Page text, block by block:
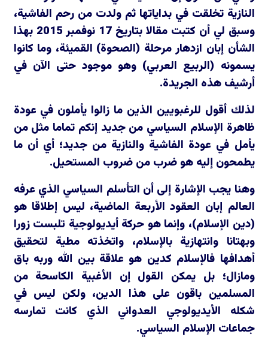
النازية تخلقت في بداياتها ثم ولدت من رحم الفاشية،
وسبق لي أن كتبت مقالا بتاريخ 17 نوفمبر 2015 بهذا
الشأن إبان ازدهار مرحلة (الصحوة) القميئة، وما كانوا
يسمونه (الربيع العربي) وهو موجود حتى الآن في
أرشيف هذه الجريدة.
لذلك أقول للرغبويين الذين ما زالوا يأملون في عودة
ظاهرة الإسلام السياسي من جديد إنكم تماما مثل من
يأمل في عودة الفاشية والنازية من جديد؛ أي أن ما
يطمحون إليه هو ضرب من ضروب المستحيل.
وهنا يجب الإشارة إلى أن التأسلم السياسي الذي عرفه
العالم إبان العقود الأربعة الماضية، ليس إطلاقا هو
(دين الإسلام)، وإنما هو حركة أيديولوجية تلبست زورا
وبهتانا وانتهازية بالإسلام، واتخذته مطية لتحقيق
أهدافها فالإسلام كدين هو علاقة بين الله وربه باق
ومازال؛ بل يمكن القول إن الأغبية الكاسحة من
المسلمين باقون على هذا الدين، ولكن ليس في
شكله الأيديولوجي العدواني الذي كانت تمارسه
جماعات الإسلام السياسي.